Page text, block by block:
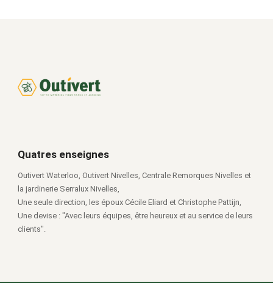
Quatres enseignes
Outivert Waterloo, Outivert Nivelles, Centrale Remorques Nivelles et
la jardinerie Serralux Nivelles,
Une seule direction, les époux Cécile Eliard et Christophe Pattijn,
Une devise : "Avec leurs équipes, être heureux et au service de leurs
clients".